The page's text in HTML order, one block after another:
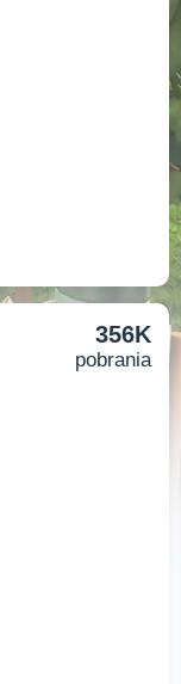
356K
pobrania